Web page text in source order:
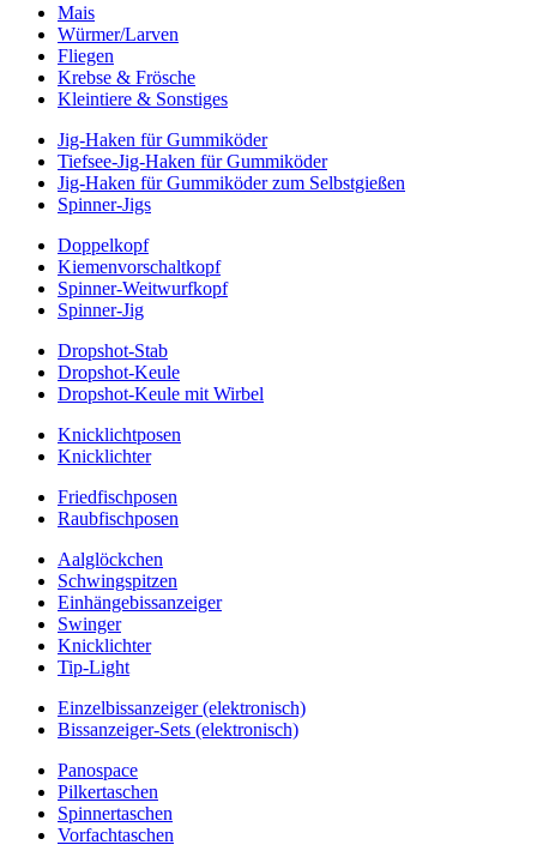
Mais
Würmer/Larven
Fliegen
Krebse & Frösche
Kleintiere & Sonstiges
Jig-Haken für Gummiköder
Tiefsee-Jig-Haken für Gummiköder
Jig-Haken für Gummiköder zum Selbstgießen
Spinner-Jigs
Doppelkopf
Kiemenvorschaltkopf
Spinner-Weitwurfkopf
Spinner-Jig
Dropshot-Stab
Dropshot-Keule
Dropshot-Keule mit Wirbel
Knicklichtposen
Knicklichter
Friedfischposen
Raubfischposen
Aalglöckchen
Schwingspitzen
Einhängebissanzeiger
Swinger
Knicklichter
Tip-Light
Einzelbissanzeiger (elektronisch)
Bissanzeiger-Sets (elektronisch)
Panospace
Pilkertaschen
Spinnertaschen
Vorfachtaschen